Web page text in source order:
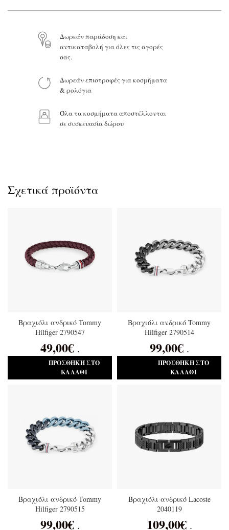
Δωρεάν παράδοση και
αντικαταβολή για όλες τις αγορές
σας.
Δωρεάν επιστροφές για κοσμήματα
& ρολόγια
Όλα τα κοσμήματα αποστέλλονται
σε συσκευασία δώρου
Σχετικά προϊόντα
Βραχιόλι ανδρικό Tommy
Hilfiger 2790547
49,00€ .
ΠΡΟΣΘΉΚΗ ΣΤΟ
ΚΑΛΆΘΙ
Βραχιόλι ανδρικό Tommy
Hilfiger 2790514
99,00€ .
ΠΡΟΣΘΉΚΗ ΣΤΟ
ΚΑΛΆΘΙ
Βραχιόλι ανδρικό Tommy
Hilfiger 2790515
99,00€ .
Βραχιόλι ανδρικό Lacoste
2040119
109,00€ .